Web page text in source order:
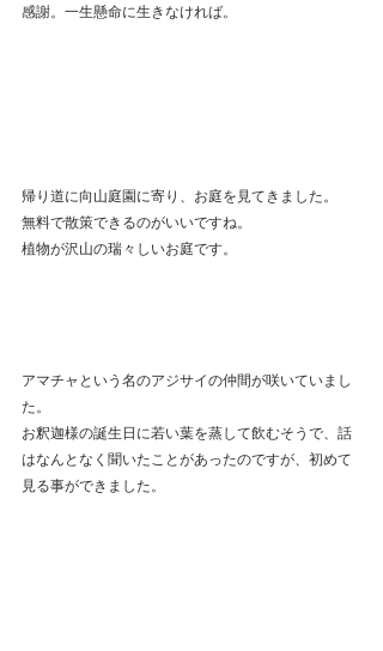
感謝。一生懸命に生きなければ。
帰り道に向山庭園に寄り、お庭を見てきました。
無料で散策できるのがいいですね。
植物が沢山の瑞々しいお庭です。
アマチャという名のアジサイの仲間が咲いていまし
た。
お釈迦様の誕生日に若い葉を蒸して飲むそうで、話
はなんとなく聞いたことがあったのですが、初めて
見る事ができました。